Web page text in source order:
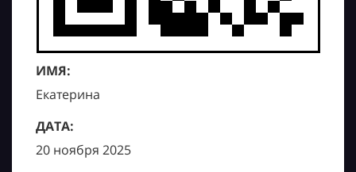
ИМЯ:
Екатерина
ДАТА:
20 ноября 2025